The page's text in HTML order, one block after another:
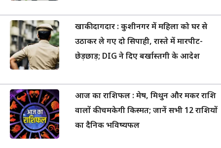
खाकी दागदार : कुशीनगर में महिला को घर से
उठाकर ले गए दो सिपाही, रास्ते में मारपीट-
छेड़छाड़; DIG ने दिए बर्खास्तगी के आदेश
आज का राशिफल : मेष, मिथुन और मकर राशि
वालों की चमकेगी किस्मत; जानें सभी 12 राशियों
का दैनिक भविष्यफल